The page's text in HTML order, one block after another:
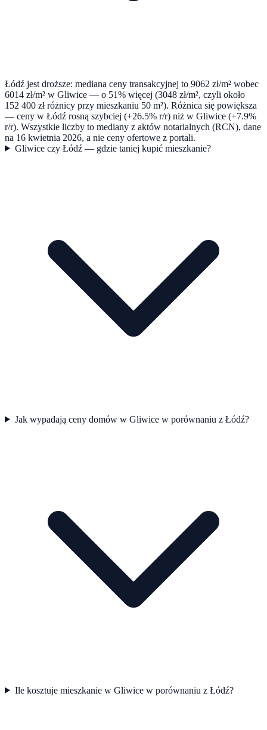
Łódź jest droższe: mediana ceny transakcyjnej to 9062 zł/m² wobec
6014 zł/m² w Gliwice — o 51% więcej (3048 zł/m², czyli około
152 400 zł różnicy przy mieszkaniu 50 m²). Różnica się powiększa
— ceny w Łódź rosną szybciej (+26.5% r/r) niż w Gliwice (+7.9%
r/r). Wszystkie liczby to mediany z aktów notarialnych (RCN), dane
na 16 kwietnia 2026, a nie ceny ofertowe z portali.
Gliwice czy Łódź — gdzie taniej kupić mieszkanie?
Jak wypadają ceny domów w Gliwice w porównaniu z Łódź?
Ile kosztuje mieszkanie w Gliwice w porównaniu z Łódź?